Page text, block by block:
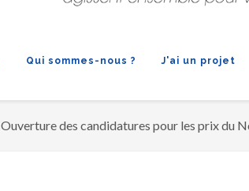
Qui sommes-nous ? J'ai un projet
Ouverture des candidatures pour les prix du